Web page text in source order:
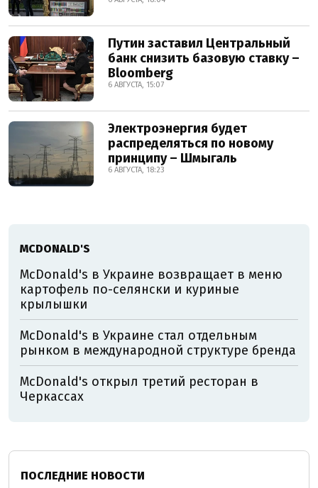
Путин заставил Центральный
банк снизить базовую ставку –
Bloomberg
6 АВГУСТА, 15:07
Электроэнергия будет
распределяться по новому
принципу – Шмыгаль
6 АВГУСТА, 18:23
MCDONALD'S
McDonald's в Украине возвращает в меню
картофель по-селянски и куриные
крылышки
McDonald's в Украине стал отдельным
рынком в международной структуре бренда
McDonald's открыл третий ресторан в
Черкассах
ПОСЛЕДНИЕ НОВОСТИ